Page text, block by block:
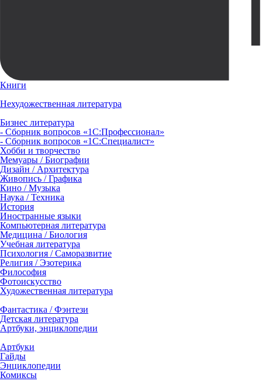
Книги
Нехудожественная литература
Бизнес литература
- Сборник вопросов «1С:Профессионал»
- Сборник вопросов «1С:Специалист»
Хобби и творчество
Мемуары / Биографии
Дизайн / Архитектура
Живопись / Графика
Кино / Музыка
Наука / Техника
История
Иностранные языки
Компьютерная литература
Медицина / Биология
Учебная литература
Психология / Саморазвитие
Религия / Эзотерика
Философия
Фотоискусство
Художественная литература
Фантастика / Фэнтези
Детская литература
Артбуки, энциклопедии
Артбуки
Гайды
Энциклопедии
Комиксы